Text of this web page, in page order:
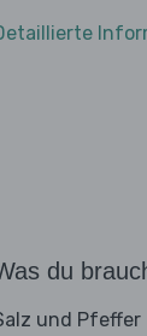
du
und Pfeffer